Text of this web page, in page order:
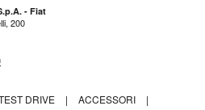
- Fiat
200
DRIVE | ACCESSORI
|